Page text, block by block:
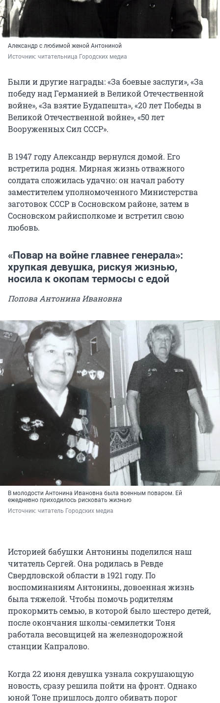
Александр с любимой женой Антониной
Источник: читательница Городских медиа
Были и другие награды: «За боевые заслуги», «За
победу над Германией в Великой Отечественной
войне», «За взятие Будапешта», «20 лет Победы в
Великой Отечественной войне», «50 лет
Вооруженных Сил СССР».
В 1947 году Александр вернулся домой. Его
встретила родня. Мирная жизнь отважного
солдата сложилась удачно: он начал работу
заместителем уполномоченного Министерства
заготовок СССР в Сосновском районе, затем в
Сосновском райисполкоме и встретил свою
любовь.
«Повар на войне главнее генерала»:
хрупкая девушка, рискуя жизнью,
носила к окопам термосы с едой
Попова Антонина Ивановна
В молодости Антонина Ивановна была военным поваром. Ей
ежедневно приходилось рисковать жизнью
Источник: читатель Городских медиа
Историей бабушки Антонины поделился наш
читатель Сергей. Она родилась в Ревде
Свердловской области в 1921 году. По
воспоминаниям Антонины, довоенная жизнь
была тяжелой. Чтобы помочь родителям
прокормить семью, в которой было шестеро детей,
после окончания школы-семилетки Тоня
работала весовщицей на железнодорожной
станции Капралово.
Когда 22 июня девушка узнала сокрушающую
новость, сразу решила пойти на фронт. Однако
юной Тоне пришлось долго обивать порог